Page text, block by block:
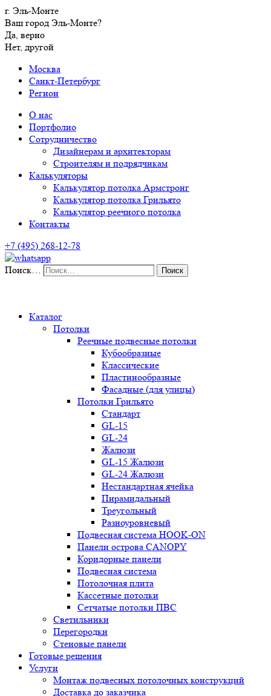
г. Эль-Монте
Ваш город Эль-Монте?
Да, верно
Нет, другой
Москва
Санкт-Петербург
Регион
О нас
Портфолио
Сотрудничество
Дизайнерам и архитекторам
Строителям и подрядчикам
Калькуляторы
Калькулятор потолка Армстронг
Калькулятор потолка Грильято
Калькулятор реечного потолка
Контакты
+7 (495) 268-12-78
Поиск… Поиск
Каталог
Потолки
Реечные подвесные потолки
Кубообразные
Классические
Пластинообразные
Фасадные (для улицы)
Потолки Грильято
Стандарт
GL-15
GL-24
Жалюзи
GL-15 Жалюзи
GL-24 Жалюзи
Нестандартная ячейка
Пирамидальный
Треугольный
Разноуровневый
Подвесная система HOOK-ON
Панели острова CANOPY
Коридорные панели
Подвесная система
Потолочная плита
Кассетные потолки
Сетчатые потолки ПВС
Светильники
Перегородки
Стеновые панели
Готовые решения
Услуги
Монтаж подвесных потолочных конструкций
Доставка до заказчика